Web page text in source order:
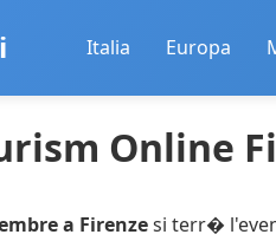
Italia Europa
Online
a Firenzesi terr�